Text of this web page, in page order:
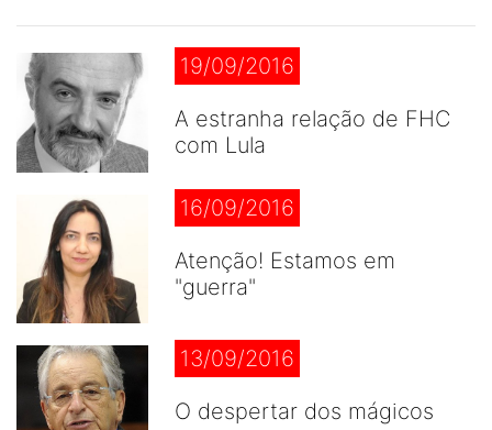
19/09/2016
A estranha relação de FHC
com Lula
16/09/2016
Atenção! Estamos em
"guerra"
13/09/2016
O despertar dos mágicos